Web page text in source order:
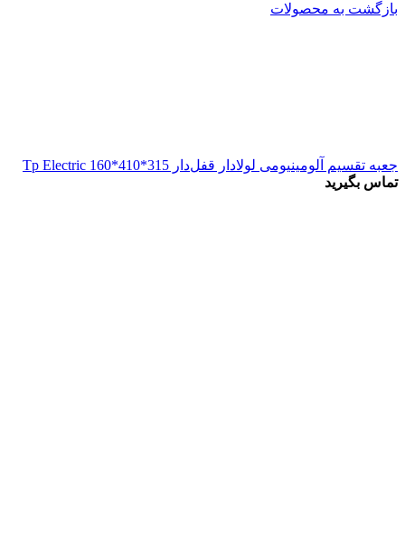
بازگشت به محصولات
جعبه تقسیم آلومینیومی لولادار قفل‌دار 315*410*160 Tp Electric
تماس بگیرید